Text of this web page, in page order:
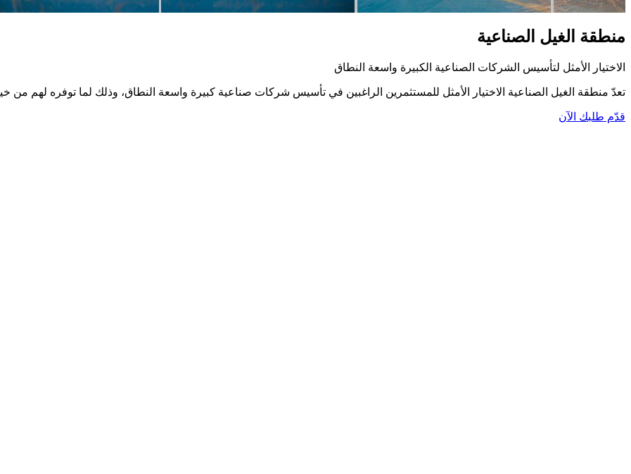
منطقة الغيل الصناعية
الاختيار الأمثل لتأسيس الشركات الصناعية الكبيرة واسعة النطاق
تعدّ منطقة الغيل الصناعية الاختيار الأمثل للمستثمرين الراغبين في تأسيس شركات صناعية كبيرة واسعة النطاق، وذلك لما توفره لهم
قدّم طلبك الآن